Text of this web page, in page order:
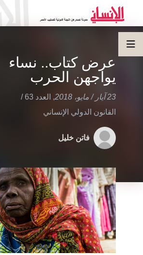
عرض كتاب.. نساء
يواجهن الحرب
23 آيار / مايو، 2018 , العدد 63
/
القانون الدولي الإنساني
فاتن خليل